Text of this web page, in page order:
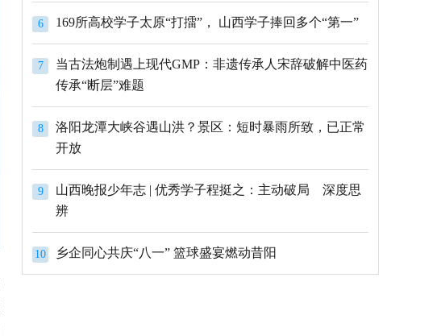
6 169所高校学子太原“打擂”， 山西学子捧回多个“第一”
7
当古法炮制遇上现代GMP：非遗传承人宋辞破解中医药
传承“断层”难题
8
洛阳龙潭大峡谷遇山洪？景区：短时暴雨所致，已正常
开放
9
山西晚报少年志 | 优秀学子程挺之：主动破局 深度思
辨
10 乡企同心共庆“八一” 篮球盛宴燃动昔阳